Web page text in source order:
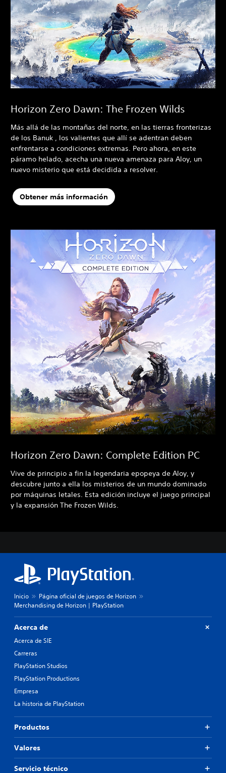
Horizon Zero Dawn: The Frozen Wilds
Más allá de las montañas del norte, en las tierras fronterizas
de los Banuk , los valientes que allí se adentran deben
enfrentarse a condiciones extremas. Pero ahora, en este
páramo helado, acecha una nueva amenaza para Aloy, un
nuevo misterio que está decidida a resolver.
Obtener más información
Horizon Zero Dawn: Complete Edition PC
Vive de principio a fin la legendaria epopeya de Aloy, y
descubre junto a ella los misterios de un mundo dominado
por máquinas letales. Esta edición incluye el juego principal
y la expansión The Frozen Wilds.
Inicio
Página oficial de juegos de Horizon
Merchandising de Horizon | PlayStation
Acerca de
Acerca de SIE
Carreras
PlayStation Studios
PlayStation Productions
Empresa
La historia de PlayStation
Productos
Valores
Servicio técnico